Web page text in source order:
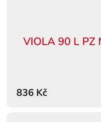
VIOLA 90 L PZ
836 Kč